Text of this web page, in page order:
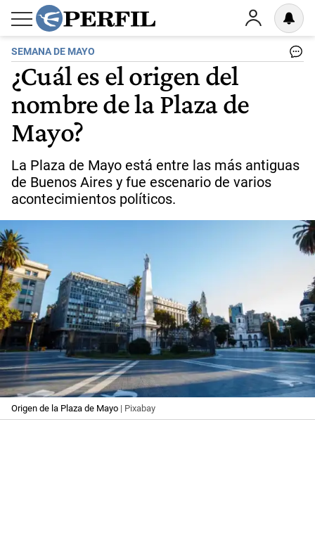
SEMANA DE MAYO
¿Cuál es el origen del
nombre de la Plaza de
Mayo?
La Plaza de Mayo está entre las más antiguas
de Buenos Aires y fue escenario de varios
acontecimientos políticos.
Origen de la Plaza de Mayo | Pixabay